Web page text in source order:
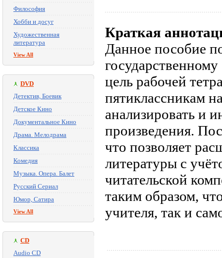
Философия
Хобби и досуг
Художественная
литература
View All
DVD
Детектив, Боевик
Детское Кино
Документальное Кино
Драма. Мелодрама
Классика
Комедия
Музыка. Опера. Балет
Русский Сериал
Юмор, Сатира
View All
CD
Audio CD
Краткая
Данное пособие
цель рабочей
пятиклассникам
анализировать и
произведения.
что позволяет
литературы с
читательской
таким образом,
учителя, так и